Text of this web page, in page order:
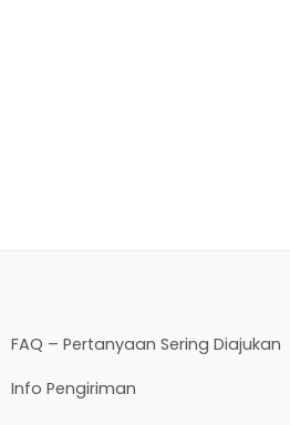
FAQ – Pertanyaan Sering Diajukan
Info Pengiriman